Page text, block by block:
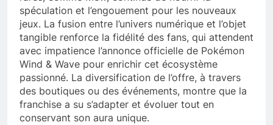
spéculation et l’engouement pour les nouveaux
jeux. La fusion entre l’univers numérique et l’objet
tangible renforce la fidélité des fans, qui attendent
avec impatience l’annonce officielle de Pokémon
Wind & Wave pour enrichir cet écosystème
passionné. La diversification de l’offre, à travers
des boutiques ou des événements, montre que la
franchise a su s’adapter et évoluer tout en
conservant son aura unique.